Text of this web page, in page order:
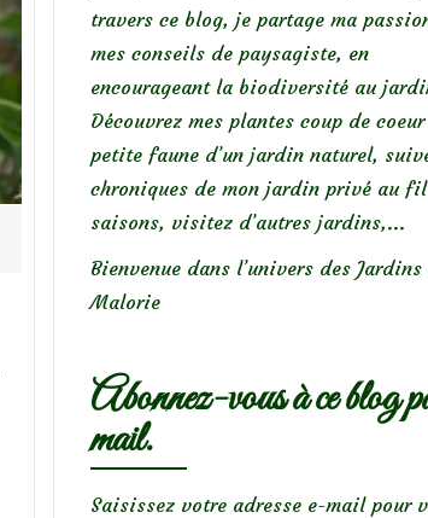
travers ce blog, je partage ma
mes conseils de paysagiste, en
encourageant la biodiversité au
Découvrez mes plantes coup de
petite faune d’un jardin naturel,
chroniques de mon jardin privé au
saisons, visitez d’autres jardins,...
Bienvenue dans l’univers des Jardins
Malorie
Abonnez-vous à ce blog
mail.
Saisissez votre adresse e-mail pour